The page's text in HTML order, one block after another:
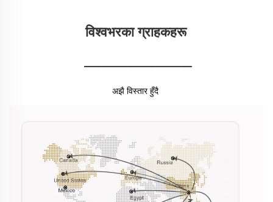
विश्वभरका ग्राहकहरू
________________
अझै विस्तार हुँदै